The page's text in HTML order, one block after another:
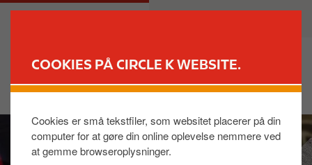
COOKIES PÅ CIRCLE K WEBSITE.
Cookies er små tekstfiler, som websitet placerer på din
computer for at gøre din online oplevelse nemmere ved
at gemme browseroplysninger.
d
M
a
a